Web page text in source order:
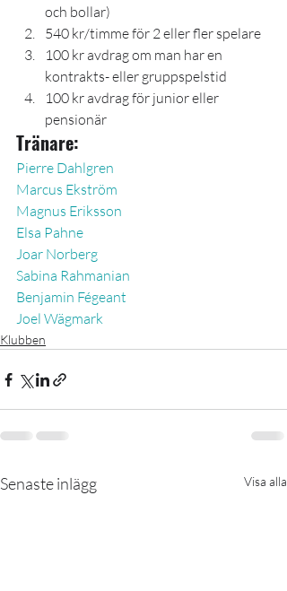
och bollar)
540 kr/timme för 2 eller fler spelare
100 kr avdrag om man har en
kontrakts- eller gruppspelstid
100 kr avdrag för junior eller
pensionär
Tränare:
Pierre Dahlgren
Marcus Ekström
Magnus Eriksson
Elsa Pahne
Joar Norberg
Sabina Rahmanian
Benjamin Fégeant
Joel Wägmark
Klubben
Senaste inlägg Visa alla